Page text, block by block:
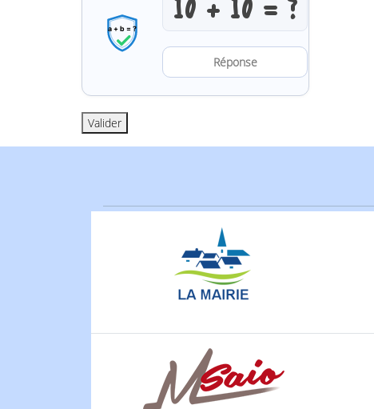
Résoudre
Valider